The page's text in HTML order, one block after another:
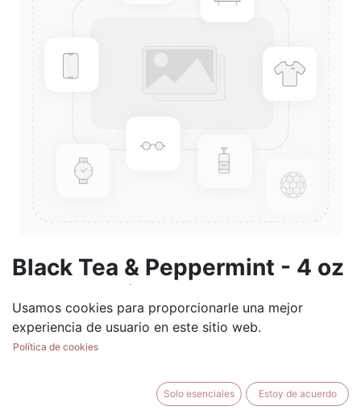
Black Tea & Peppermint - 4 oz
Scented Oil
(0 reseña)
$19.99
Usamos cookies para proporcionarle una mejor
experiencia de usuario en este sitio web.
Política de cookies
Solo esenciales Estoy de acuerdo